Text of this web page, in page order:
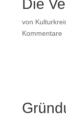
Die
von
Kommentare